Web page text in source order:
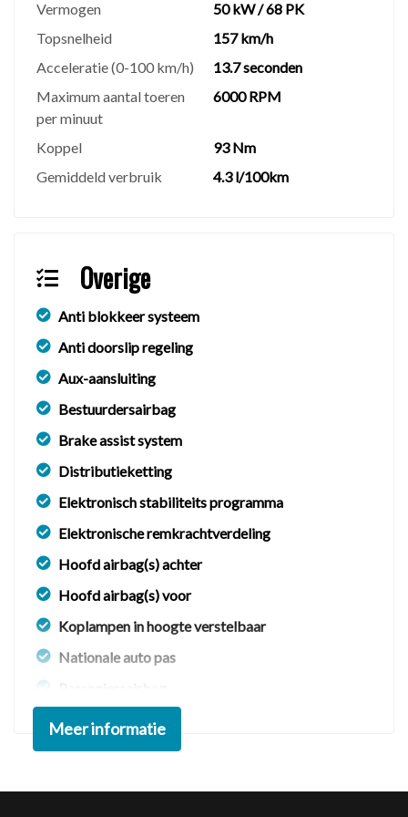
⚠️Disclaimer
AAN ONZE INTERNETSITE KUNNEN GEEN
RECHTEN WORDEN ONTLEEND, ALLE
ZORGVULDIG ALLE OPTIES WELKE MOGELIJK
UW KEUZE BIJ AANKOOP KUNNEN
BEINVLOEDEN.
Vermogen
50 kW / 68 PK
Topsnelheid
157 km/h
Acceleratie (0-100 km/h)
13.7 seconden
Maximum aantal toeren
per minuut
6000 RPM
Koppel
93 Nm
Gemiddeld verbruik
4.3 l/100km
Overige
Anti blokkeer systeem
Anti doorslip regeling
Aux-aansluiting
Bestuurdersairbag
Brake assist system
Distributieketting
Elektronisch stabiliteits programma
Elektronische remkrachtverdeling
Hoofd airbag(s) achter
Hoofd airbag(s) voor
Koplampen in hoogte verstelbaar
Nationale auto pas
Zij airbag(s) voor
Interieur
Meer informatie